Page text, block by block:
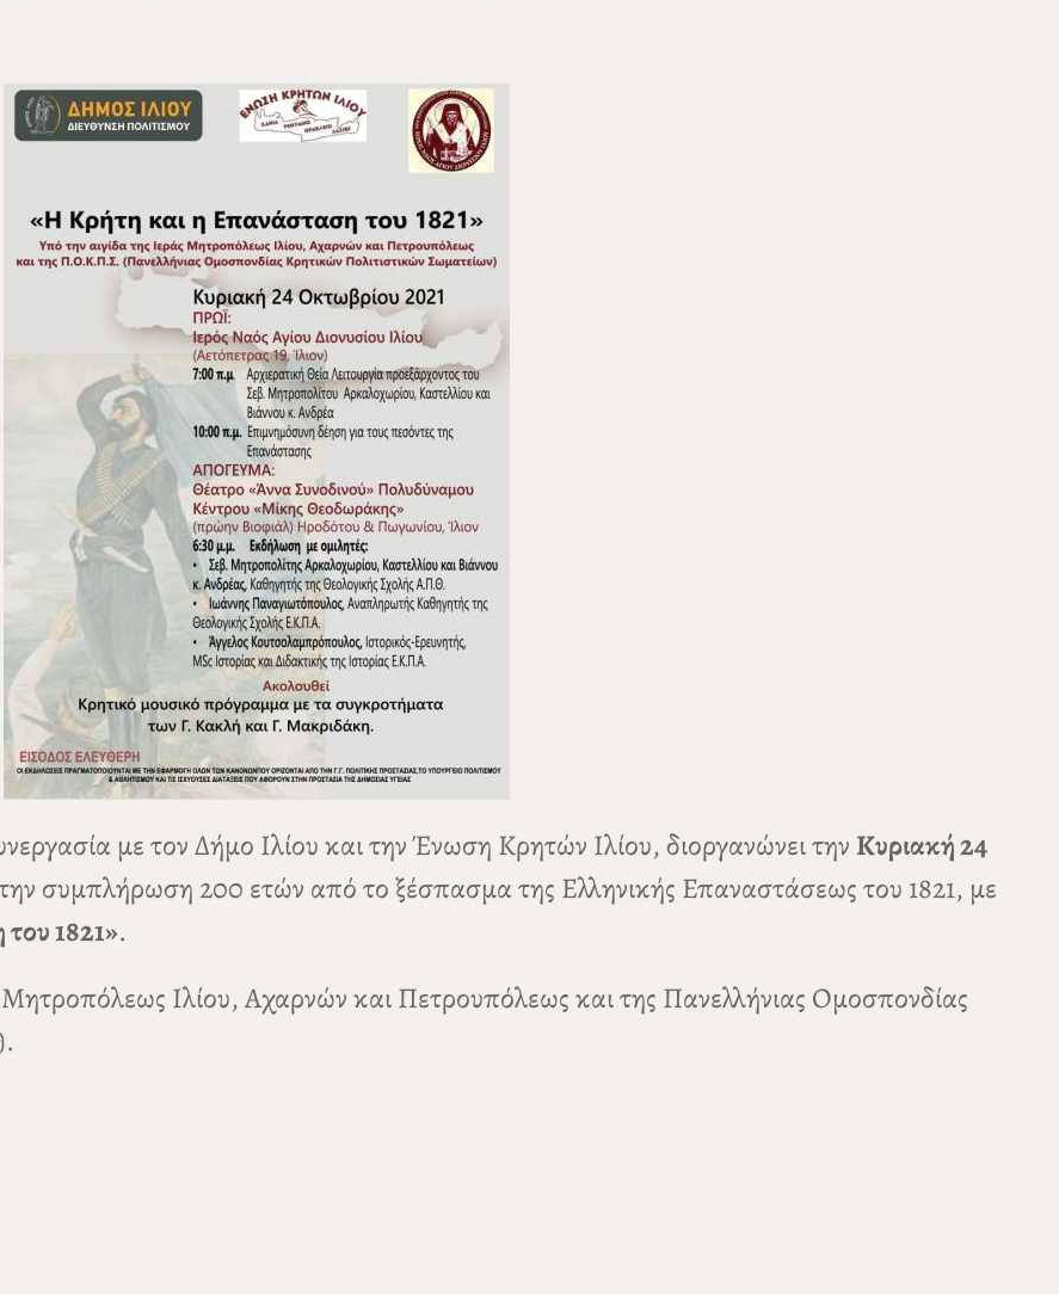
με τον Δήμο Ιλίου και την Ένωση Κρητών Ιλίου, διοργανώνει την Κυριακή 24
συμπλήρωση 200 ετών από το ξέσπασμα της Ελληνικής Επαναστάσεως του 1821, με
1821».
Ιλίου, Αχαρνών και Πετρουπόλεως και της Πανελλήνιας Ομοσπονδίας